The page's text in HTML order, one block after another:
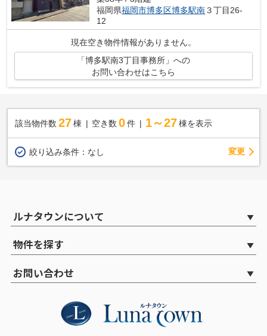
福岡県福岡市博多区博多駅南３丁目26-
12
現在空き物件情報がありません。
「博多駅南3丁目事務所」への
お問い合わせはこちら
該当物件数 27棟 空き数 0 件 1～27 棟を表示
絞り込み条件： なし 変更
ルナタウンについて
物件を探す
お問い合わせ